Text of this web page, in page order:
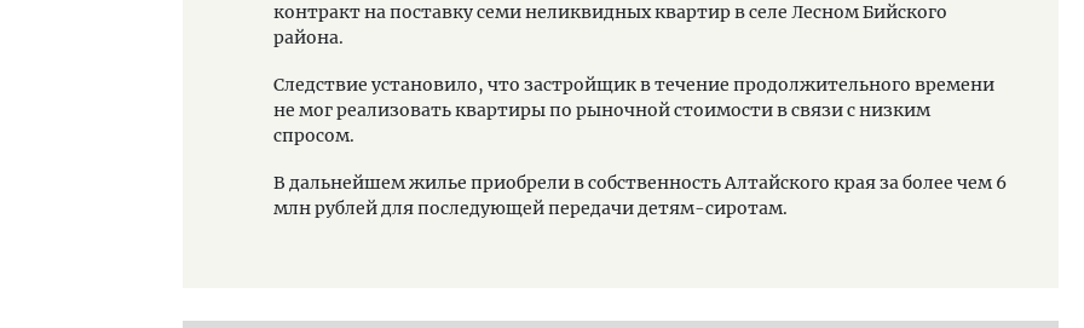
контракт на поставку семи неликвидных квартир в селе Лесном Бийского
района.
Следствие установило, что застройщик в течение продолжительного времени
не мог реализовать квартиры по рыночной стоимости в связи с низким
спросом.
В дальнейшем жилье приобрели в собственность Алтайского края за более чем 6
млн рублей для последующей передачи детям-сиротам.